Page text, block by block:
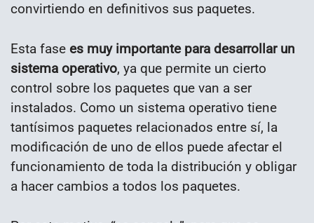
convirtiendo en definitivos sus paquetes.
Esta fase es muy importante para desarrollar un
sistema operativo, ya que permite un cierto
control sobre los paquetes que van a ser
instalados. Como un sistema operativo tiene
tantísimos paquetes relacionados entre sí, la
modificación de uno de ellos puede afectar el
funcionamiento de toda la distribución y obligar
a hacer cambios a todos los paquetes.